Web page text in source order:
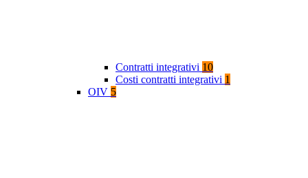
Contratti integrativi 10
Costi contratti integrativi 1
OIV 5